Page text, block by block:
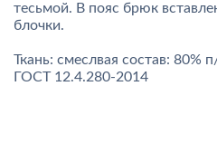
тесьмой. В пояс брюк
блочки.
Ткань: смеслвая состав: 80%
ГОСТ 12.4.280-2014